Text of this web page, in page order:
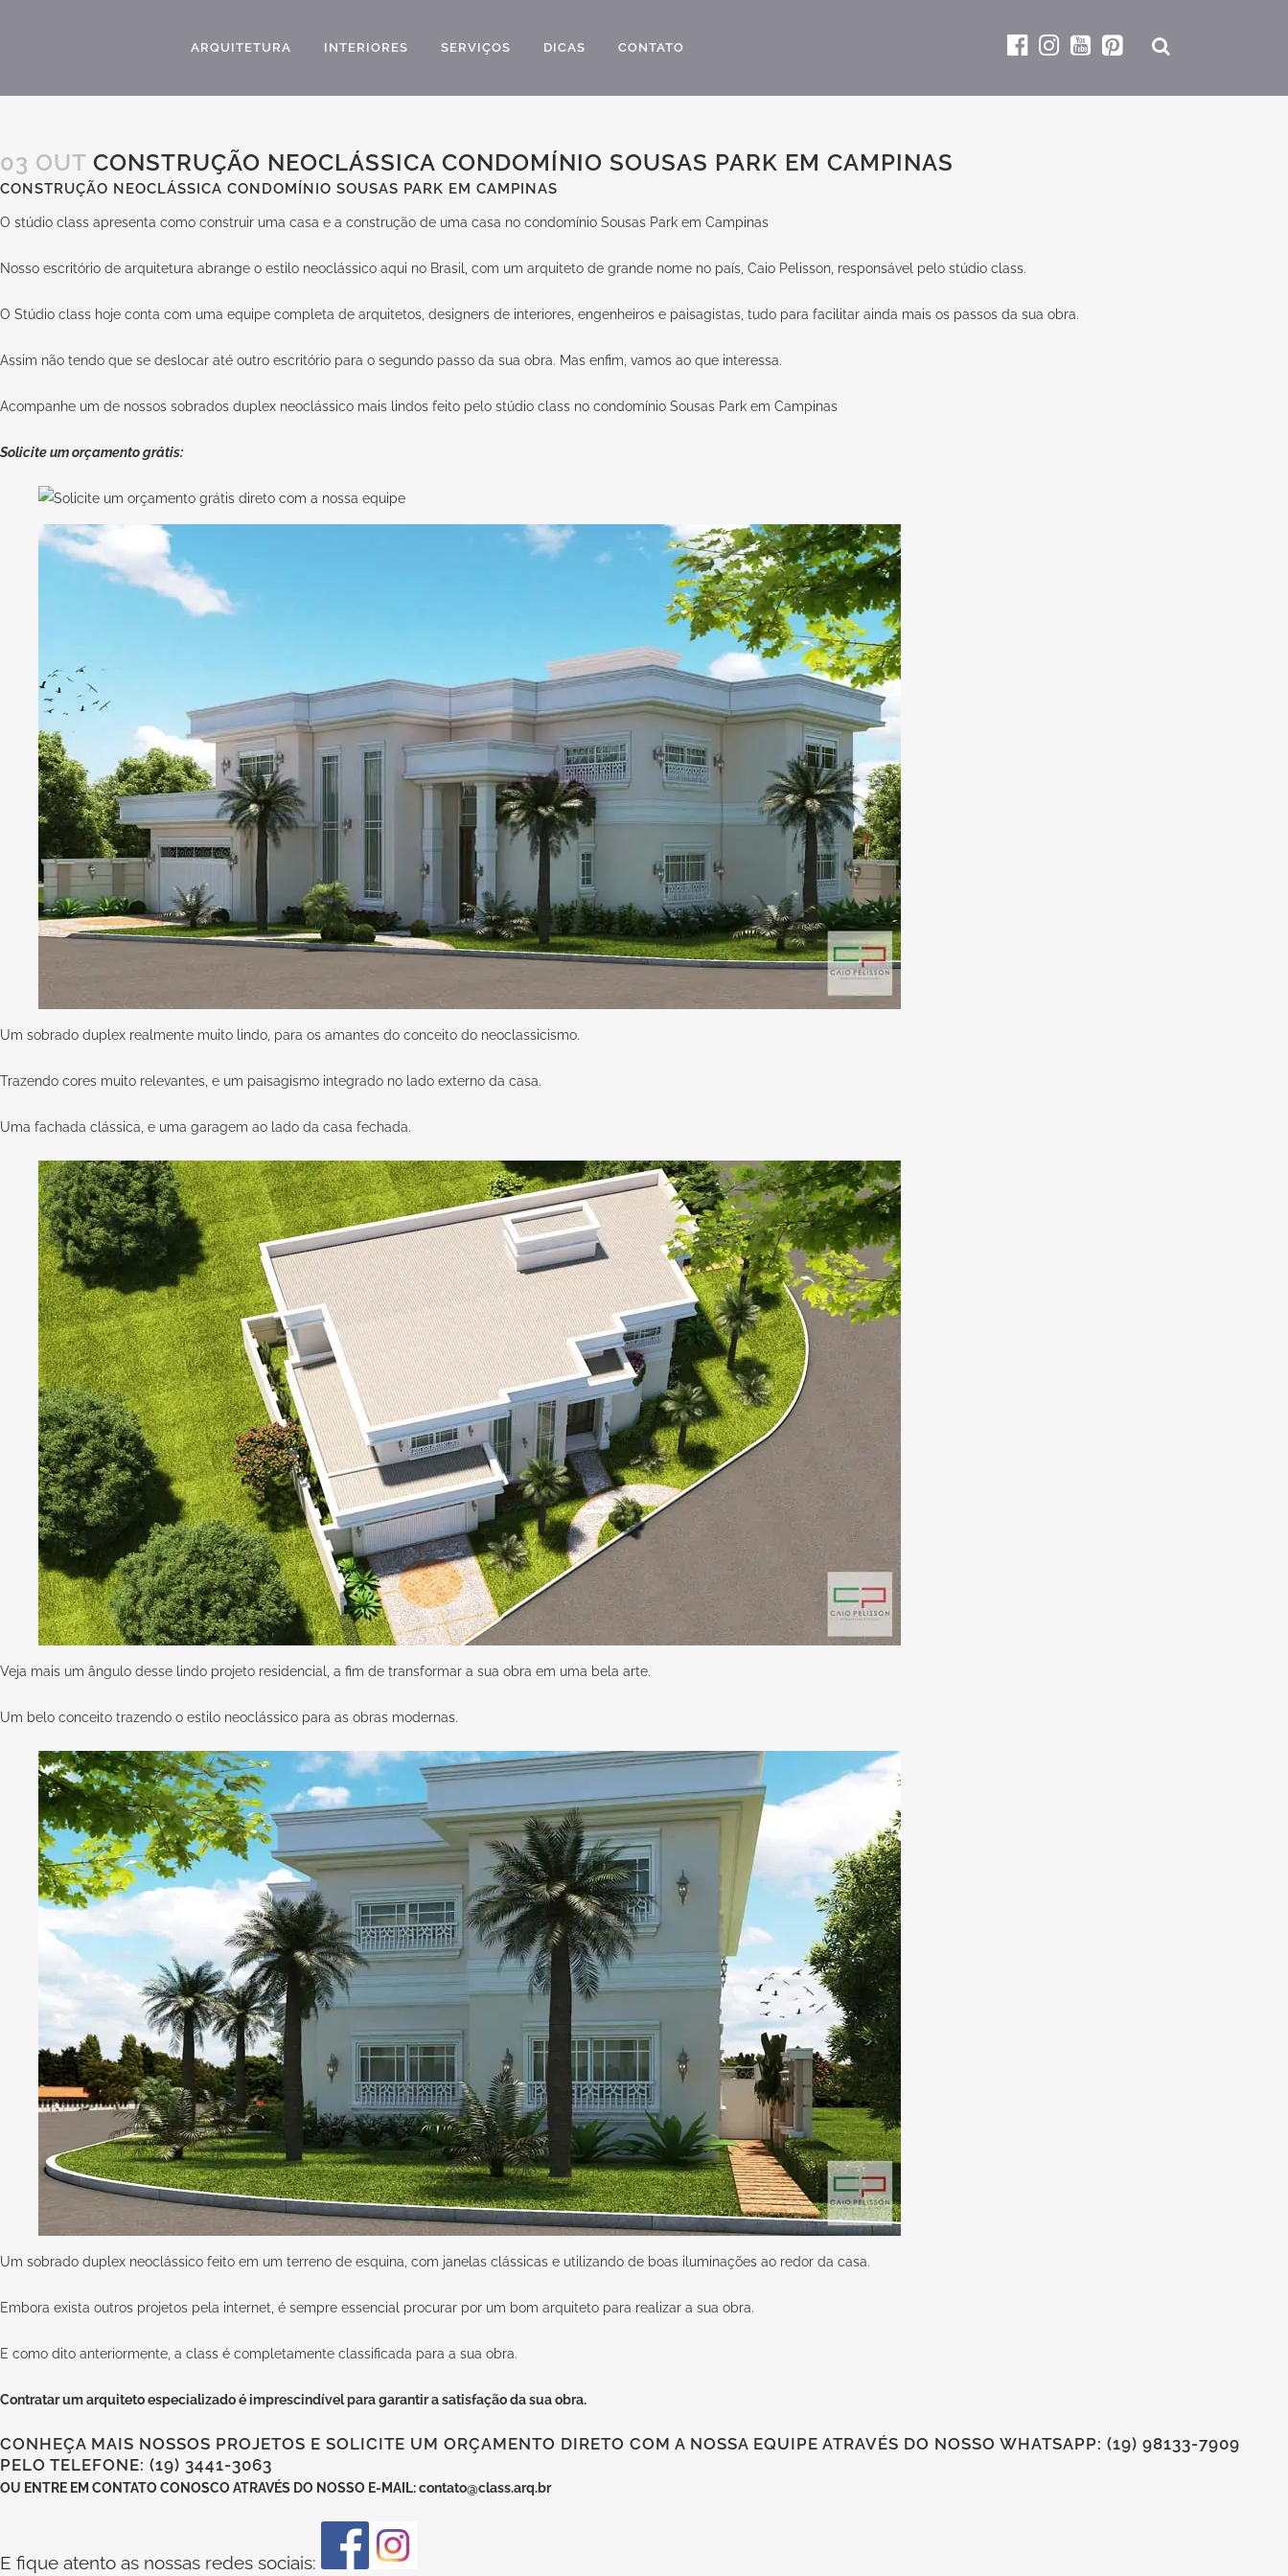
ARQUITETURA INTERIORES SERVIÇOS DICAS CONTATO
03 OUT CONSTRUÇÃO NEOCLÁSSICA CONDOMÍNIO SOUSAS PARK EM CAMPINAS
CONSTRUÇÃO NEOCLÁSSICA CONDOMÍNIO SOUSAS PARK EM CAMPINAS
O stúdio class apresenta como construir uma casa e a construção de uma casa no condomínio Sousas Park em Campinas
Nosso escritório de arquitetura abrange o estilo neoclássico aqui no Brasil, com um arquiteto de grande nome no país, Caio Pelisson, responsável pelo stúdio class.
O Stúdio class hoje conta com uma equipe completa de arquitetos, designers de interiores, engenheiros e paisagistas, tudo para facilitar ainda mais os passos da sua obra.
Assim não tendo que se deslocar até outro escritório para o segundo passo da sua obra. Mas enfim, vamos ao que interessa.
Acompanhe um de nossos sobrados duplex neoclássico mais lindos feito pelo stúdio class no condomínio Sousas Park em Campinas
Solicite um orçamento grátis:
Um sobrado duplex realmente muito lindo, para os amantes do conceito do neoclassicismo.
Trazendo cores muito relevantes, e um paisagismo integrado no lado externo da casa.
Uma fachada clássica, e uma garagem ao lado da casa fechada.
Veja mais um ângulo desse lindo projeto residencial, a fim de transformar a sua obra em uma bela arte.
Um belo conceito trazendo o estilo neoclássico para as obras modernas.
Um sobrado duplex neoclássico feito em um terreno de esquina, com janelas clássicas e utilizando de boas iluminações ao redor da casa.
Embora exista outros projetos pela internet, é sempre essencial procurar por um bom arquiteto para realizar a sua obra.
E como dito anteriormente, a class é completamente classificada para a sua obra.
Contratar um arquiteto especializadoé imprescindível para garantir a satisfação da sua obra.
CONHEÇA MAIS NOSSOS PROJETOS E SOLICITE UM ORÇAMENTO DIRETO COM A NOSSA EQUIPE ATRAVÉS DO NOSSO WHATSAPP: (19) 98133-7909
PELO TELEFONE: (19) 3441-3063
OU ENTRE EM CONTATO CONOSCOATRAVÉS DO NOSSO E-MAIL:contato@class.arq.br
E fique atento as nossas redes sociais: